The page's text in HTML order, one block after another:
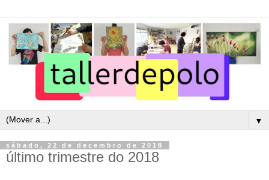
▼
sábado, 22 de decembro de 2018
último trimestre do 2018